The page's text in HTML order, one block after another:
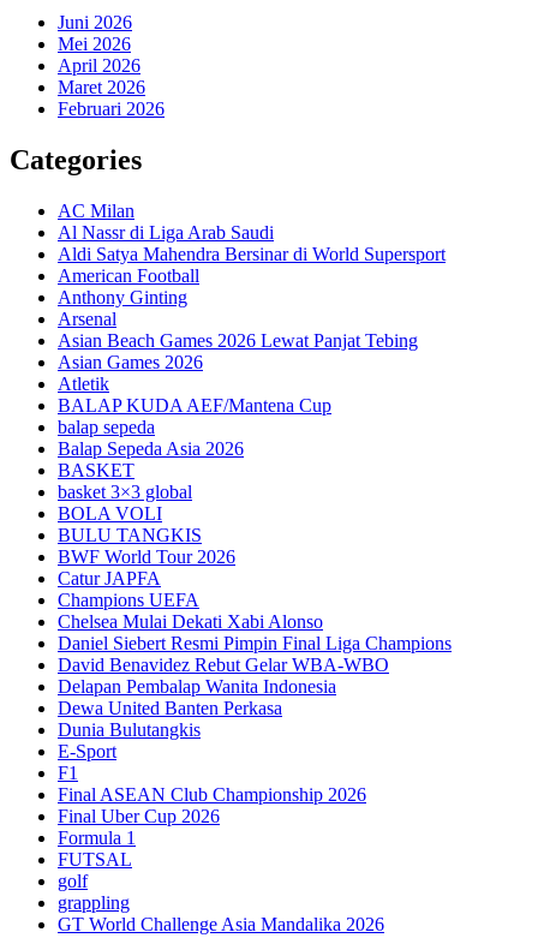
Juni 2026
Mei 2026
April 2026
Maret 2026
Februari 2026
Categories
AC Milan
Al Nassr di Liga Arab Saudi
Aldi Satya Mahendra Bersinar di World Supersport
American Football
Anthony Ginting
Arsenal
Asian Beach Games 2026 Lewat Panjat Tebing
Asian Games 2026
Atletik
BALAP KUDA AEF/Mantena Cup
balap sepeda
Balap Sepeda Asia 2026
BASKET
basket 3×3 global
BOLA VOLI
BULU TANGKIS
BWF World Tour 2026
Catur JAPFA
Champions UEFA
Chelsea Mulai Dekati Xabi Alonso
Daniel Siebert Resmi Pimpin Final Liga Champions
David Benavidez Rebut Gelar WBA-WBO
Delapan Pembalap Wanita Indonesia
Dewa United Banten Perkasa
Dunia Bulutangkis
E-Sport
F1
Final ASEAN Club Championship 2026
Final Uber Cup 2026
Formula 1
FUTSAL
golf
grappling
GT World Challenge Asia Mandalika 2026